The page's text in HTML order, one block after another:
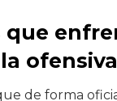
ofensiva
de forma